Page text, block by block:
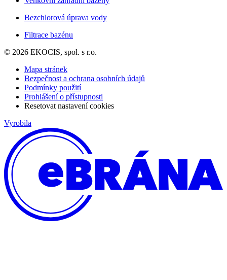
Bezchlorová úprava vody
Filtrace bazénu
© 2026 EKOCIS, spol. s r.o.
Mapa stránek
Bezpečnost a ochrana osobních údajů
Podmínky použití
Prohlášení o přístupnosti
Resetovat nastavení cookies
Vyrobila